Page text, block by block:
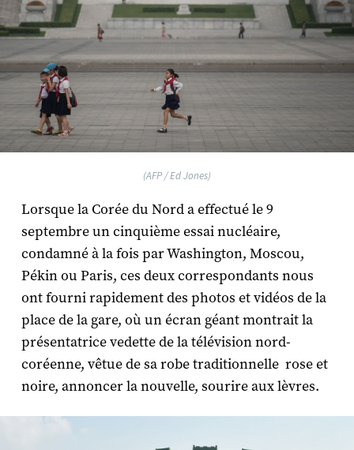
(AFP / Ed Jones)
Lorsque la Corée du Nord a effectué le 9
septembre un cinquième essai nucléaire,
condamné à la fois par Washington, Moscou,
Pékin ou Paris, ces deux correspondants nous
ont fourni rapidement des photos et vidéos de la
place de la gare, où un écran géant montrait la
présentatrice vedette de la télévision nord-
coréenne, vêtue de sa robe traditionnelle rose et
noire, annoncer la nouvelle, sourire aux lèvres.